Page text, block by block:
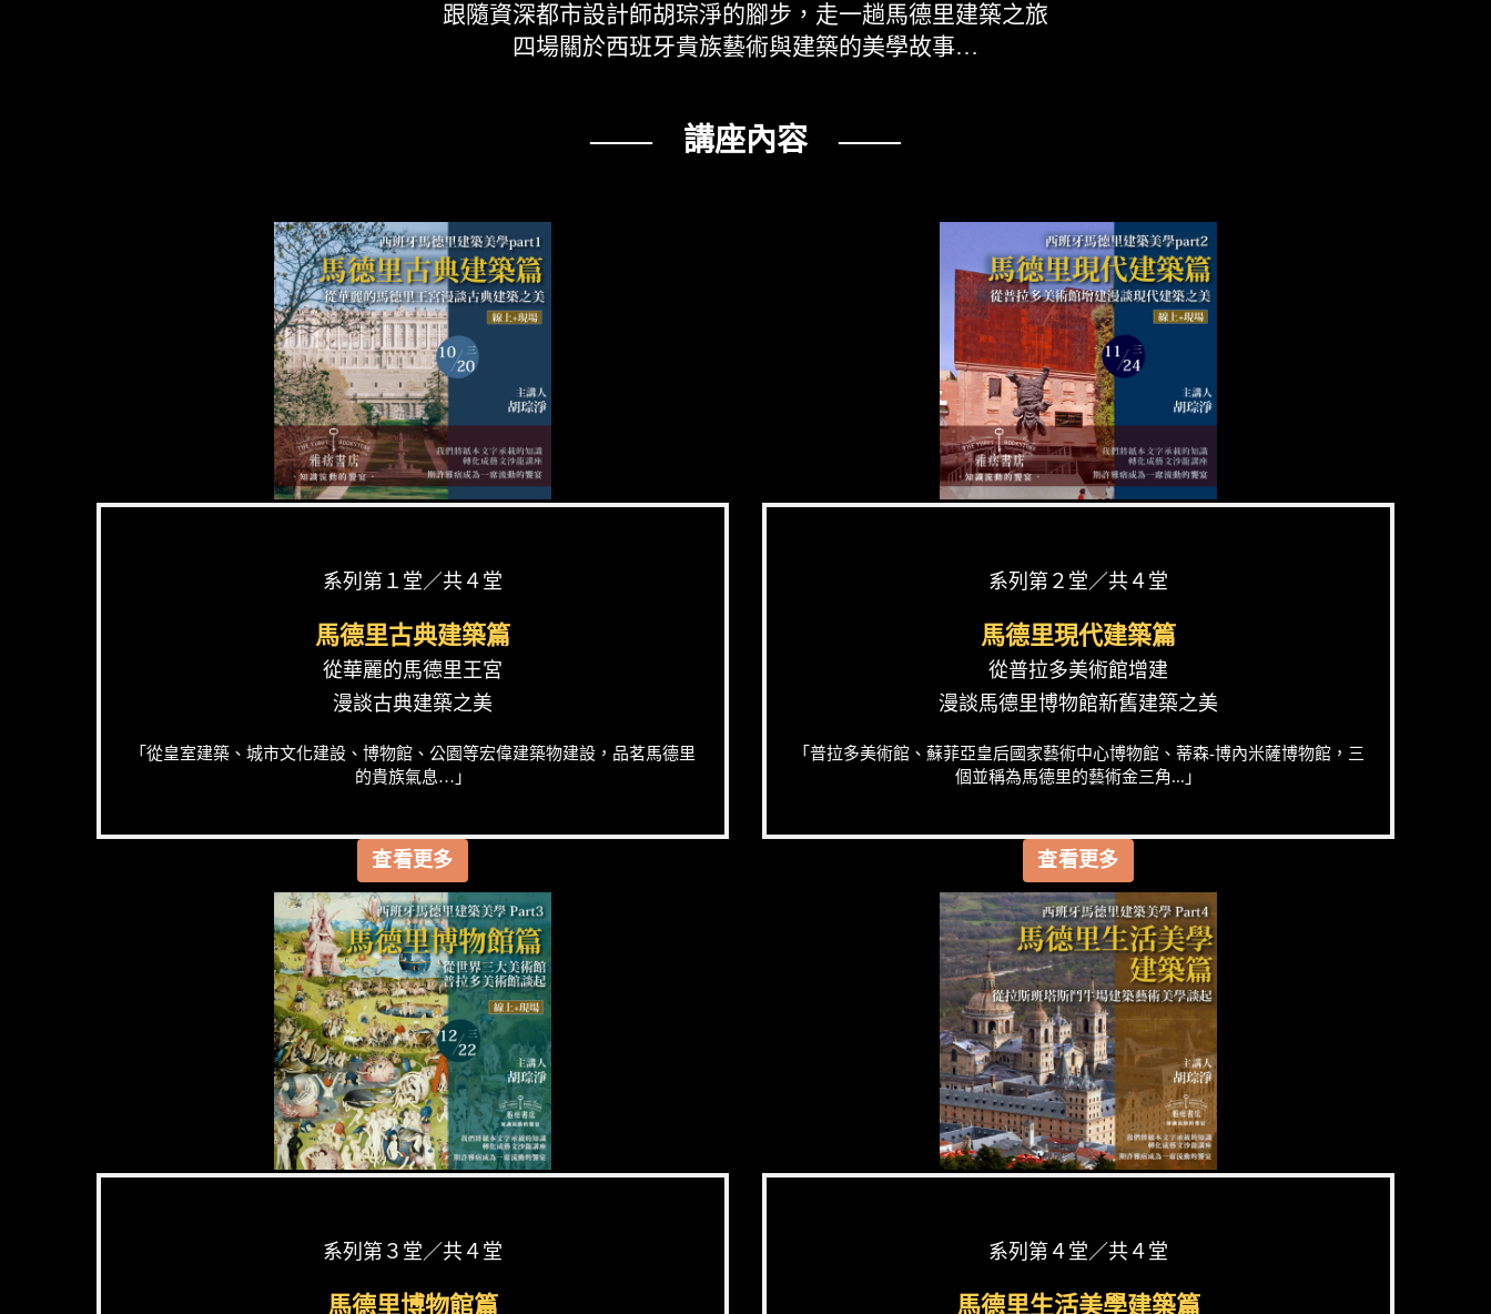
跟隨資深都市設計師胡琮淨的腳步，走一趟馬德里建築之旅
四場關於西班牙貴族藝術與建築的美學故事…
—— 講座內容 ——
系列第１堂／共４堂
馬德里古典建築篇
從華麗的馬德里王宮
漫談古典建築之美
「從皇室建築、城市文化建設、博物館、公園等宏偉建築物建設，品茗馬德里
的貴族氣息…」
查看更多
系列第２堂／共４堂
馬德里現代建築篇
從普拉多美術館增建
漫談馬德里博物館新舊建築之美
「普拉多美術館、蘇菲亞皇后國家藝術中心博物館、蒂森-博內米薩博物館，三
個並稱為馬德里的藝術金三角...」
查看更多
系列第３堂／共４堂
馬德里博物館篇
系列第４堂／共４堂
馬德里生活美學建築篇